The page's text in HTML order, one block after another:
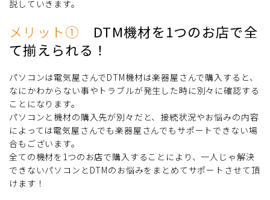
説していきます。
メリット① DTM機材を1つのお店で全
て揃えられる！
パソコンは電気屋さんでDTM機材は楽器屋さんで購入すると、
なにかわからない事やトラブルが発生した時に別々に確認する
ことになります。
パソコンと機材の購入先が別々だと、接続状況やお悩みの内容
によっては電気屋さんでも楽器屋さんでもサポートできない場
合もございます。
全ての機材を1つのお店で購入することにより、一人じゃ解決
できないパソコンとDTMのお悩みをまとめてサポートさせて頂
けます！